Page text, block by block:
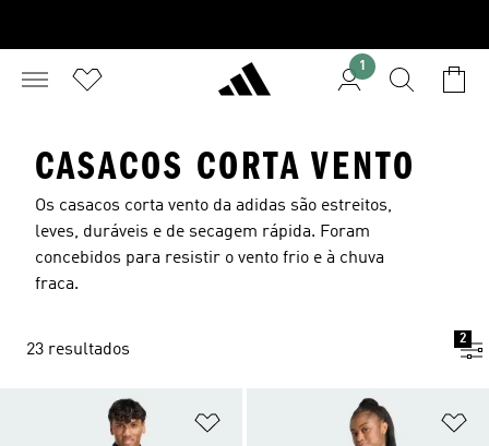
1
CASACOS CORTA VENTO
Os casacos corta vento da adidas são estreitos,
leves, duráveis e de secagem rápida. Foram
concebidos para resistir o vento frio e à chuva
fraca.
23 resultados
2
Adicionar à Lista de Desejos